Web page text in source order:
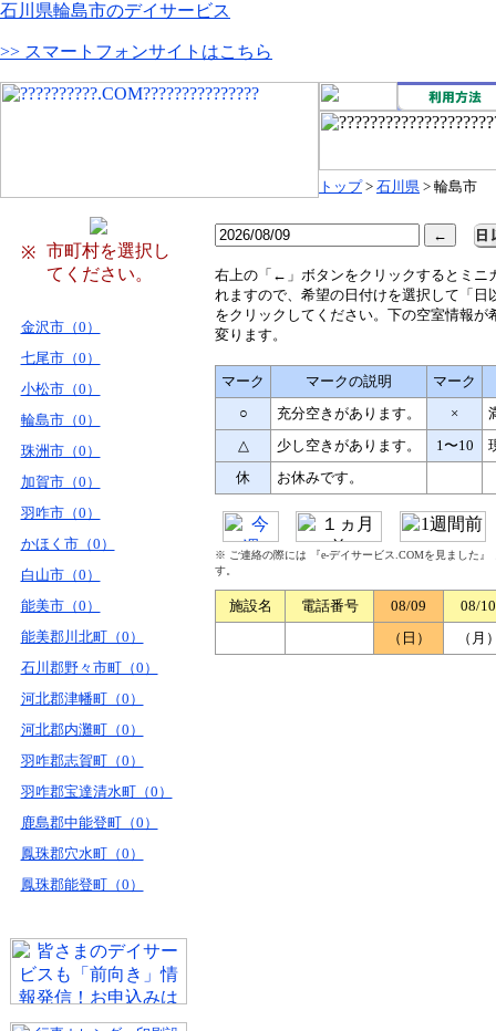
石川県輪島市のデイサービス
>> スマートフォンサイトはこちら
トップ> 石川県 > 輪島市
※
市町村を選択し
てください。
金沢市（0）
七尾市（0）
小松市（0）
輪島市（0）
珠洲市（0）
加賀市（0）
羽咋市（0）
かほく市（0）
白山市（0）
能美市（0）
能美郡川北町（0）
石川郡野々市町（0）
河北郡津幡町（0）
河北郡内灘町（0）
羽咋郡志賀町（0）
羽咋郡宝達清水町（0）
鹿島郡中能登町（0）
鳳珠郡穴水町（0）
鳳珠郡能登町（0）
右上の「←」ボタンをクリックするとミニ
れますので、希望の日付けを選択して「日
をクリックしてください。下の空室情報が
変ります。
マーク マークの説明
マーク
○
充分空きがあります。 ×
△
少し空きがあります。 1〜10
休
お休みです。
※ ご連絡の際には 『e-デイサービス.COMを見ました
す。
施設名 電話番号 08/09
08/10
（日）
（月